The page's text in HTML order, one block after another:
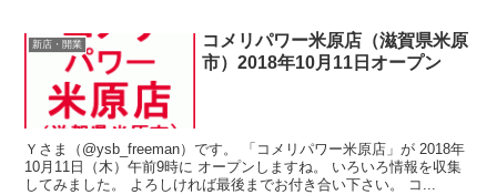
新店・開業
コメリパワー米原店（滋賀県米原
市）2018年10月11日オープン
Ｙさま（@ysb_freeman）です。 「コメリパワー米原店」が 2018年
10月11日（木）午前9時に オープンしますね。 いろいろ情報を収集
してみました。 よろしければ最後までお付き合い下さい。 コ...